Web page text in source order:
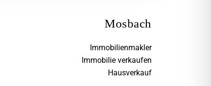
Mosbach
Immobilienmakler
Immobilie verkaufen
Hausverkauf